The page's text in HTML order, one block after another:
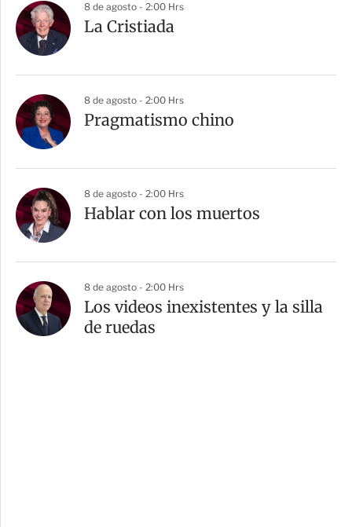
8 de agosto - 2:00 Hrs
La Cristiada
8 de agosto - 2:00 Hrs
Pragmatismo chino
8 de agosto - 2:00 Hrs
Hablar con los muertos
8 de agosto - 2:00 Hrs
Los videos inexistentes y la silla
de ruedas